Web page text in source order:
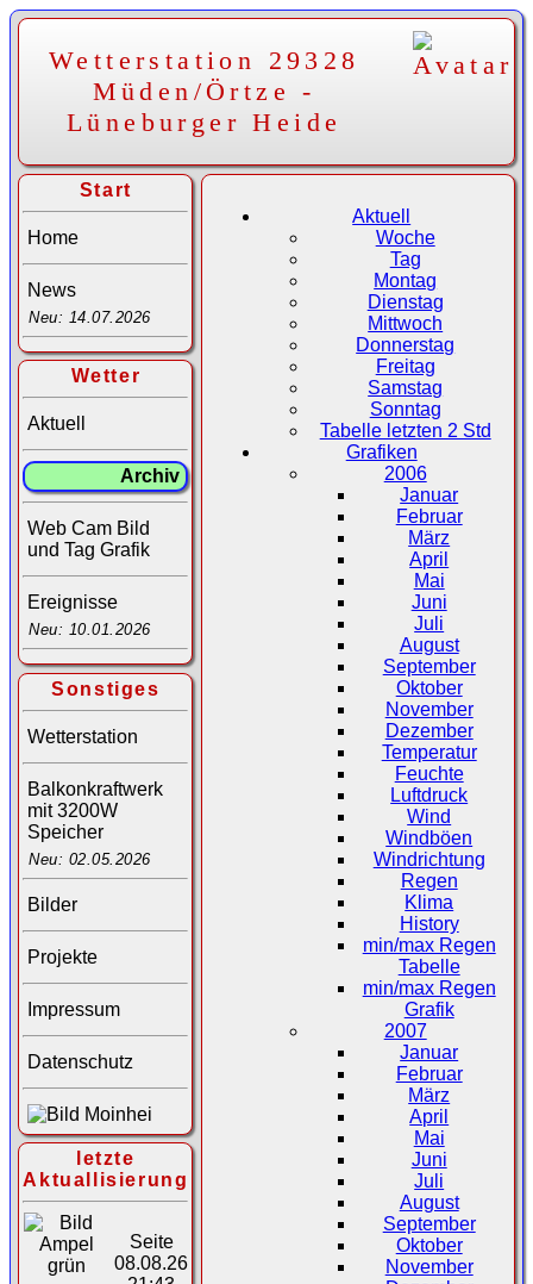
Wetterstation 29328
Müden/Örtze -
Lüneburger Heide
Start
Home
News
Neu: 14.07.2026
Wetter
Aktuell
Archiv
Web Cam Bild
und Tag Grafik
Ereignisse
Neu: 10.01.2026
Sonstiges
Wetterstation
Balkonkraftwerk
mit 3200W
Speicher
Neu: 02.05.2026
Bilder
Projekte
Impressum
Datenschutz
letzte
Aktuallisierung
Seite
08.08.26
Aktuell
Woche
Tag
Montag
Dienstag
Mittwoch
Donnerstag
Freitag
Samstag
Sonntag
Tabelle letzten 2 Std
Grafiken
2006
Januar
Februar
März
April
Mai
Juni
Juli
August
September
Oktober
November
Dezember
Temperatur
Feuchte
Luftdruck
Wind
Windböen
Windrichtung
Regen
Klima
History
min/max Regen
Tabelle
min/max Regen
Grafik
2007
Januar
Februar
März
April
Mai
Juni
Juli
August
September
Oktober
November